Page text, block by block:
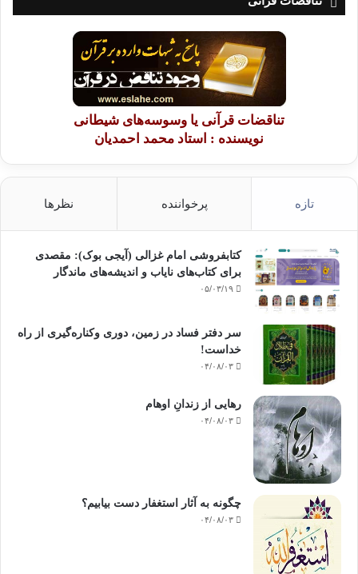
تناقضات قرآنی یا وسوسه‌های شیطانی
نویسنده : استاد محمد احمدیان
تازه پرخواننده نظرها
کتابفروشی امام غزالی (آیجی بوک): مقصدی
برای کتاب‌های نایاب و اندیشه‌های ماندگار
۰۵/۰۳/۱۹
سر دفتر فساد در زمین‌، دوری وکناره‌گیری از راه
خداست‌!
۰۴/۰۸/۰۳
رهایی از زندانِ اوهام
۰۴/۰۸/۰۳
چگونه به آثار استغفار دست بیابیم؟
۰۴/۰۸/۰۳